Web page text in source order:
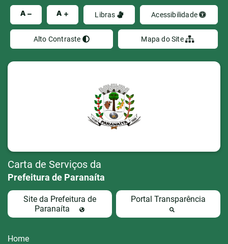
A A Libras Acessibilidade
Alto Contraste Mapa do Site
Carta de Serviços da
Prefeitura de Paranaíta
Site da Prefeitura de
Paranaíta
Portal Transparência
Home